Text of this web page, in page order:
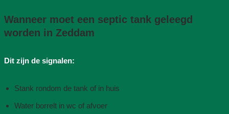
Wanneer moet een septic tank geleegd
worden in Zeddam
Dit zijn de signalen:
Stank rondom de tank of in huis
Water borrelt in wc of afvoer